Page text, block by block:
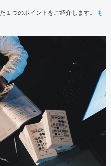
１つのポイントをご紹介します。
も